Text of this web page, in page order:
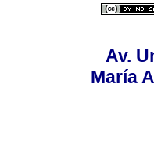
Av.
María